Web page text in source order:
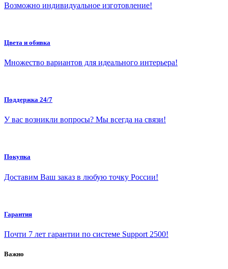
Возможно индивидуальное изготовление!
Цвета и обивка
Множество вариантов для идеального интерьера!
Поддержка 24/7
У вас возникли вопросы? Мы всегда на связи!
Покупка
Доставим Ваш заказ в любую точку России!
Гарантия
Почти 7 лет гарантии по системе Support 2500!
Важно